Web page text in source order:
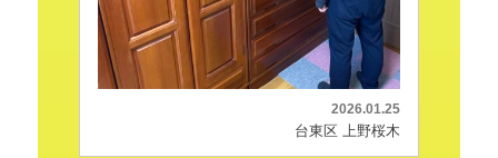
2026.01.25
台東区 上野桜木